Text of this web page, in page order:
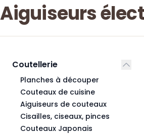
Aiguiseurs
Coutellerie
Planches à découper
Couteaux de cuisine
Aiguiseurs de couteaux
Cisailles, ciseaux, pinces
Couteaux Japonais